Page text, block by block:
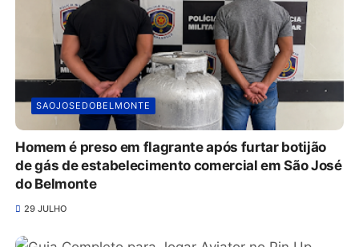
SAOJOSEDOBELMONTE
Homem é preso em flagrante após furtar botijão
de gás de estabelecimento comercial em São José
do Belmonte
29 JULHO